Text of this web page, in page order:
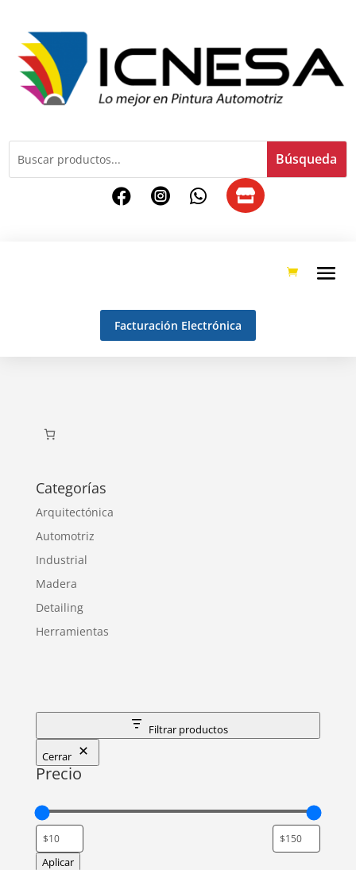
   
Facturación Electrónica
Categorías
Arquitectónica
Automotriz
Industrial
Madera
Detailing
Herramientas
Filtrar productos
Cerrar
Precio
Aplicar